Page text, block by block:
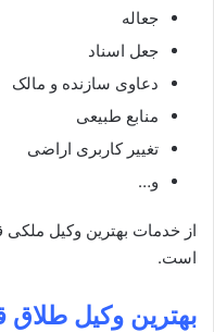
جعاله
جعل اسناد
دعاوی سازنده و مالک
منابع طبیعی
تغییر کاربری اراضی
و…
از خدمات بهترین وکیل ملکی
است.
بهترین وکیل طلاق